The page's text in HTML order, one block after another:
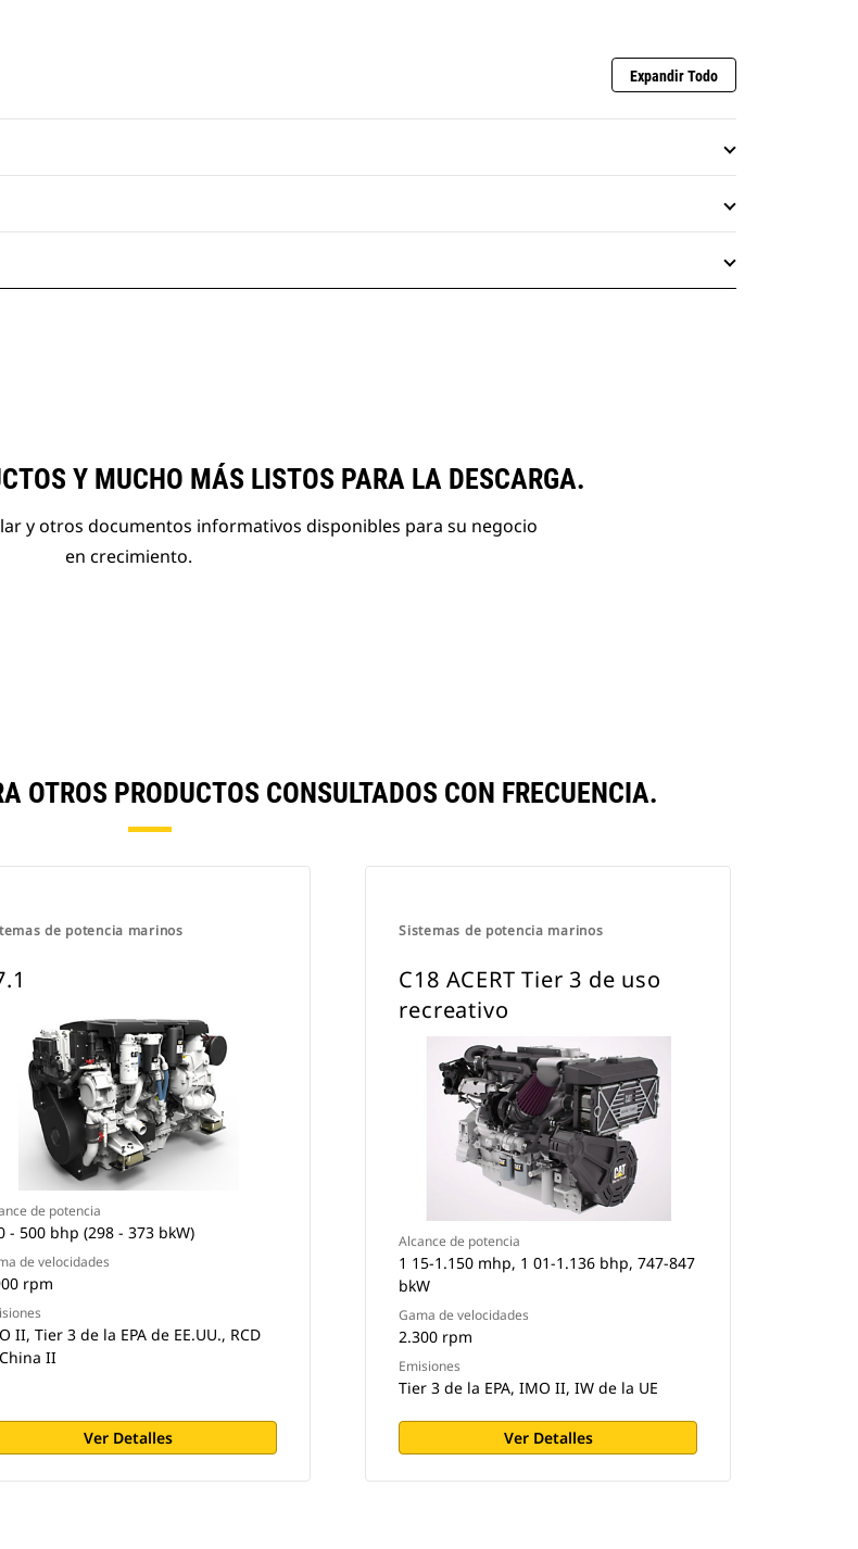
Expandir Todo
Y MUCHO MÁS LISTOS PARA LA DESCARGA.
y otros documentos informativos disponibles para su negocio
en crecimiento.
OTROS PRODUCTOS CONSULTADOS CON FRECUENCIA.
de potencia marinos
de potencia
- 500 bhp (298 - 373 bkW)
de velocidades
rpm
II, Tier 3 de la EPA de EE.UU., RCD
II
Ver Detalles
Sistemas de potencia marinos
C18 ACERT Tier 3 de uso
recreativo
Alcance de potencia
1 15-1.150 mhp, 1 01-1.136 bhp, 747-847
bkW
Gama de velocidades
2.300 rpm
Emisiones
Tier 3 de la EPA, IMO II, IW de la UE
Ver Detalles